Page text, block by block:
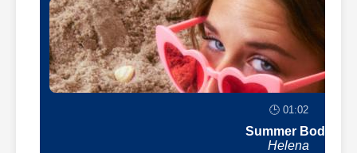
🕒 01:02
Summer Body
Helena